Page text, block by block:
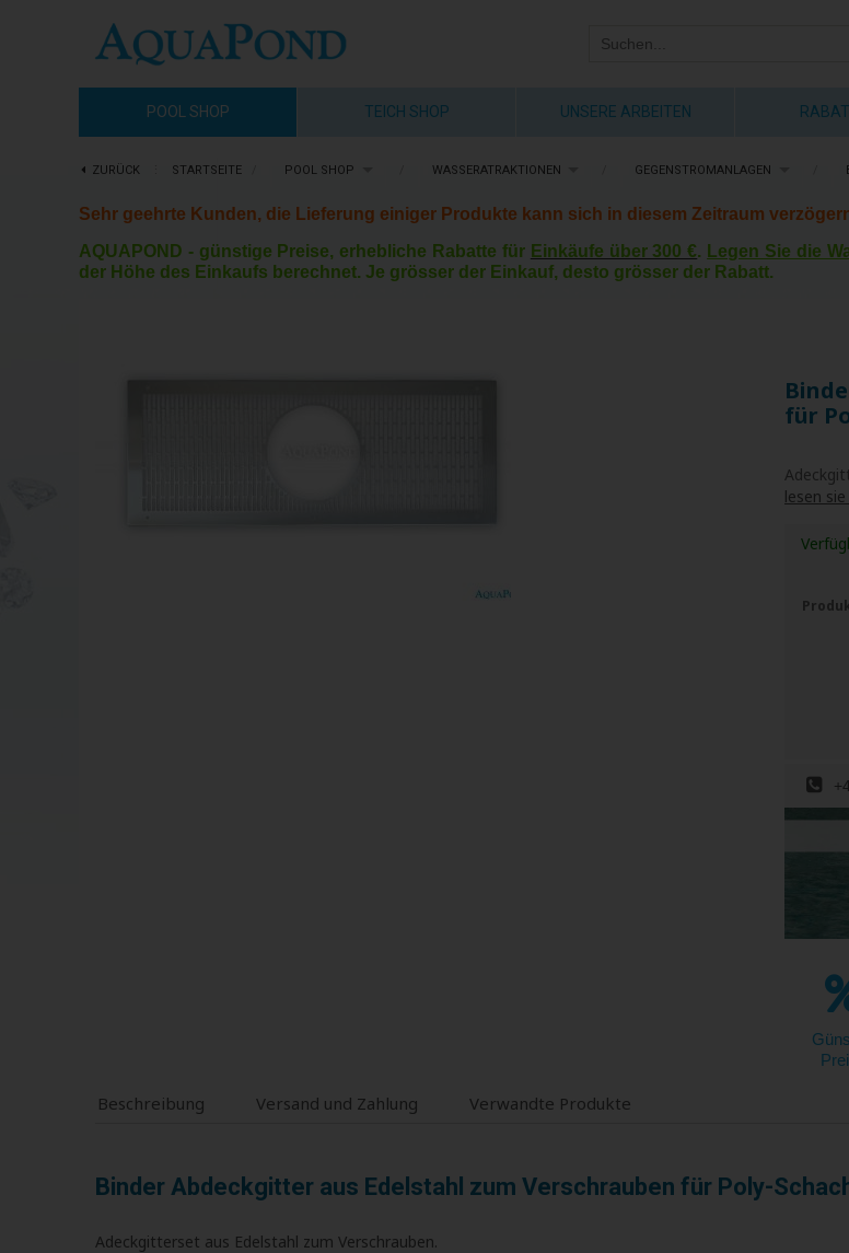
POOL SHOP TEICH SHOP UNSERE ARBEITEN
ZURÜCK STARTSEITE POOL SHOP WASSERATRAKTIONEN GEGENSTROMANLAGEN
Sehr geehrte Kunden, die Lieferung einiger Produkte kann sich in diesem Zeitraum
AQUAPOND - günstige Preise, erhebliche Rabatte für Einkäufe über 300 €. Legen Sie die
der Höhe des Einkaufs berechnet. Je grösser der Einkauf, desto grösser der Rabatt.
für
lesen
Beschreibung Versand und Zahlung Verwandte Produkte
Binder Abdeckgitter aus Edelstahl zum Verschrauben für Poly-
Adeckgitterset aus Edelstahl zum Verschrauben.